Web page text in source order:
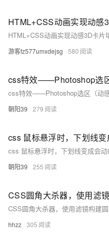
HTML+CSS动画实现动感3D卡片
游客fz577umxdejsg 580
css特效——Photoshop选区（动感
朝阳39 279
css 鼠标悬浮时，下划线
css 鼠标悬浮时，下划线变成会动
朝阳39 255
CSS圆角大杀器，使用滤
CSS圆角大杀器，使用滤镜构建
hhzz 305